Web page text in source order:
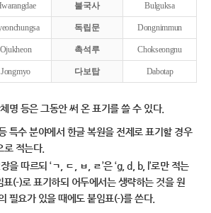
불국사 Bulguksa
독립문 Dongnimmun
Ojukheon 촉석루 Chokseongnu
Jongmyo 다보탑 Dabotap
명 등은 그동안 써 온 표기를 쓸 수 있다.
특수 분야에서 한글 복원을 전제로 표기할 경우
로 적는다.
을 따르되 ‘ㄱ, ㄷ, ㅂ, ㄹ’은 ‘g, d, b, l’로만 적는
표(-)로 표기하되 어두에서는 생략하는 것을 원
필요가 있을 때에도 붙임표(-)를 쓴다.